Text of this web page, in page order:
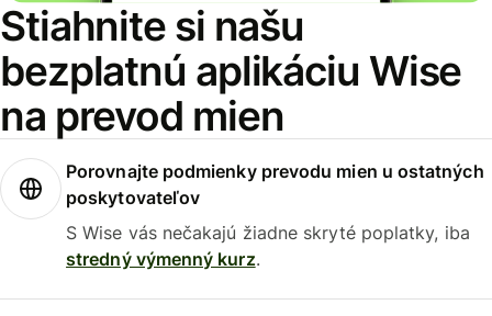
Stiahnite si našu
bezplatnú aplikáciu Wise
na prevod mien
Porovnajte podmienky prevodu mien u ostatných
poskytovateľov
S Wise vás nečakajú žiadne skryté poplatky, iba
stredný výmenný kurz.